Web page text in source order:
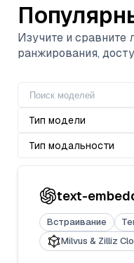
Изучите и сравните
ранжирования,
Тип модели
Тип модальности
text-
Встраивание
Milvus & Zilliz